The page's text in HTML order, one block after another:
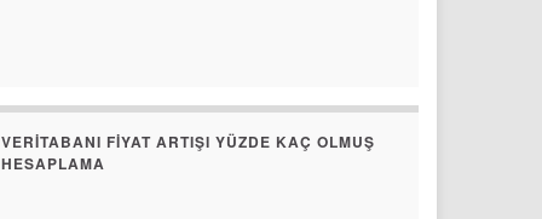
VERITABANI FIYAT ARTIŞI YÜZDE KAÇ OLMUŞ
HESAPLAMA